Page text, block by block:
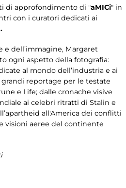
di approfondimento di "aMICi" in
con i curatori dedicati ai
.
e dell’immagine, Margaret
ogni aspetto della fotografia:
al mondo dell’industria e ai
reportage per le testate
e Life; dalle cronache visive
ai celebri ritratti di Stalin e
all'America dei conflitti
visioni aeree del continente